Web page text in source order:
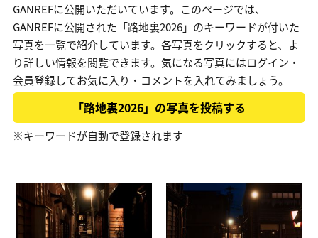
GANREFに公開いただいています。このページでは、
GANREFに公開された「路地裏2026」のキーワードが付いた
写真を一覧で紹介しています。各写真をクリックすると、よ
り詳しい情報を閲覧できます。気になる写真にはログイン・
会員登録してお気に入り・コメントを入れてみましょう。
「路地裏2026」の写真を投稿する
※キーワードが自動で登録されます